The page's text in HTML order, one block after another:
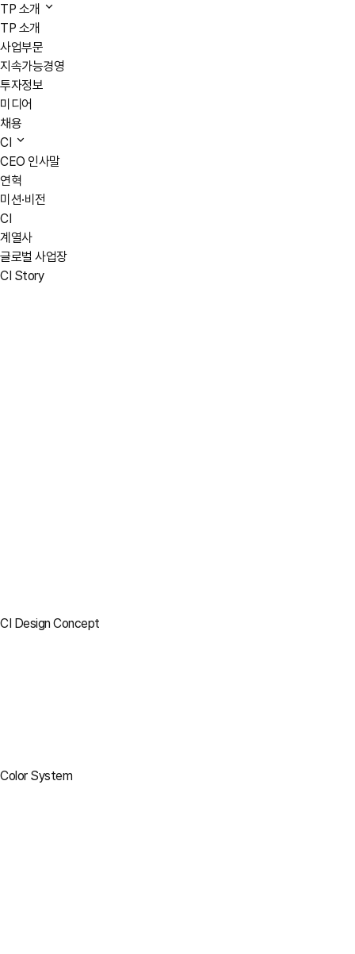
TP 소개
TP 소개
사업부문
지속가능경영
투자정보
미디어
채용
CI
CEO 인사말
연혁
미션·비전
CI
계열사
글로벌 사업장
CI Story
CI Design Concept
Color System